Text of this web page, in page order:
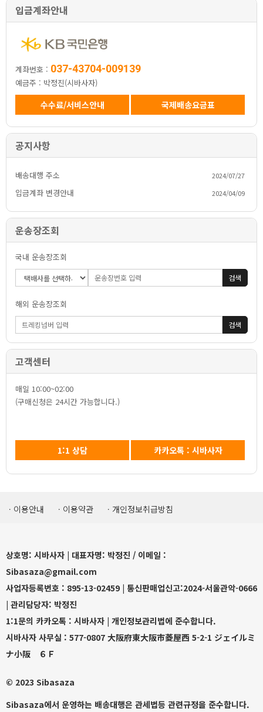
입금계좌안내
계좌번호: 037-43704-009139
예금주:박정진(시바사자)
수수료/서비스안내 국제배송요금표
공지사항
2024/07/27
배송대행주소
2024/04/09
입금계좌변경안내
운송장조회
국내운송장조회
검색
해외운송장조회
검색
고객센터
매일10:00~02:00
(구매신청은24시간가능합니다.)
1:1상담 카카오톡:시바사자
·이용안내 ·이용약관 ·개인정보취급방침
상호명:시바사자|대표자명:박정진/이메일:
Sibasaza@gmail.com
사업자등록번호:895-13-02459|통신판매업신고:2024-서울관악-0666
|관리담당자:박정진
1:1문의카카오톡:시바사자|개인정보관리법에준수합니다.
시바사자사무실:577-0807大阪府東大阪市菱屋西​5-2-1ジェイルミ
ナ小阪６Ｆ
©2023Sibasaza
Sibasaza에서운영하는배송대행은관세법등관련규정을준수합니다.